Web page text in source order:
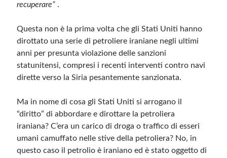
recuperare” .
Questa non è la prima volta che gli Stati Uniti hanno
dirottato una serie di petroliere iraniane negli ultimi
anni per presunta violazione delle sanzioni
statunitensi, compresi i recenti interventi contro navi
dirette verso la Siria pesantemente sanzionata.
Ma in nome di cosa gli Stati Uniti si arrogano il
“diritto” di abbordare e dirottare la petroliera
iraniana? C’era un carico di droga o traffico di esseri
umani camuffato nelle stive della petroliera? No, in
questo caso il petrolio è iraniano ed è stato oggetto di